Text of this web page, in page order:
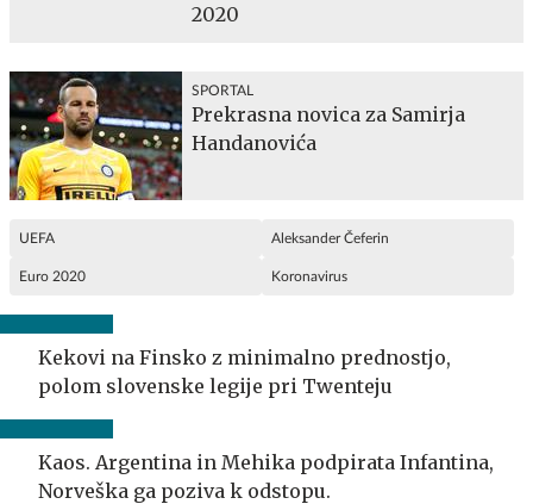
2020
SPORTAL
Prekrasna novica za Samirja
Handanovića
UEFA Aleksander Čeferin
Euro 2020 Koronavirus
Kekovi na Finsko z minimalno prednostjo,
polom slovenske legije pri Twenteju
Kaos. Argentina in Mehika podpirata Infantina,
Norveška ga poziva k odstopu.